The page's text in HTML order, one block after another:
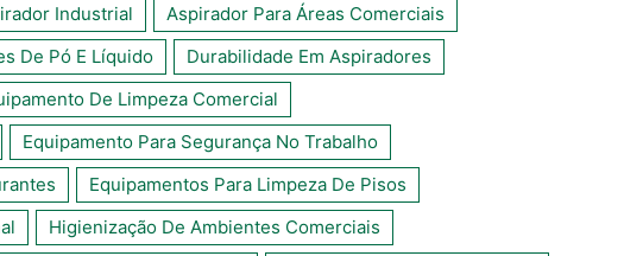
Industrial
Aspirador Para Áreas Comerciais
De Pó E Líquido
Durabilidade Em Aspiradores
De Limpeza Comercial
Equipamento Para Segurança No Trabalho
Equipamentos Para Limpeza De Pisos
Higienização De Ambientes Comerciais